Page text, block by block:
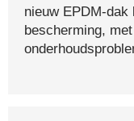
nieuw EPDM-dak
bescherming,